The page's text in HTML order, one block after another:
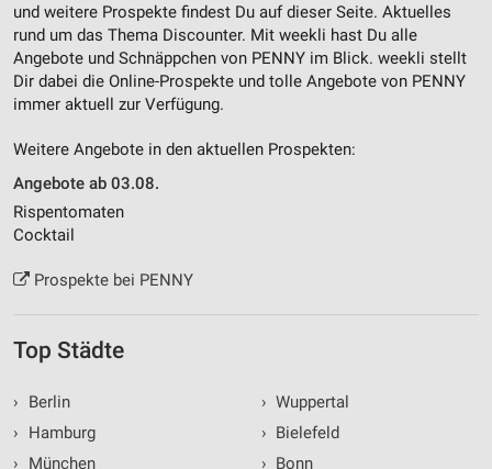
und weitere Prospekte findest Du auf dieser Seite. Aktuelles
rund um das Thema Discounter. Mit weekli hast Du alle
Angebote und Schnäppchen von PENNY im Blick. weekli stellt
Dir dabei die Online-Prospekte und tolle Angebote von PENNY
immer aktuell zur Verfügung.
Weitere Angebote in den aktuellen Prospekten:
Angebote ab 03.08.
Rispentomaten
Cocktail
Prospekte bei PENNY
Top Städte
›
Berlin
›
Hamburg
›
München
› Wuppertal
› Bielefeld
› Bonn